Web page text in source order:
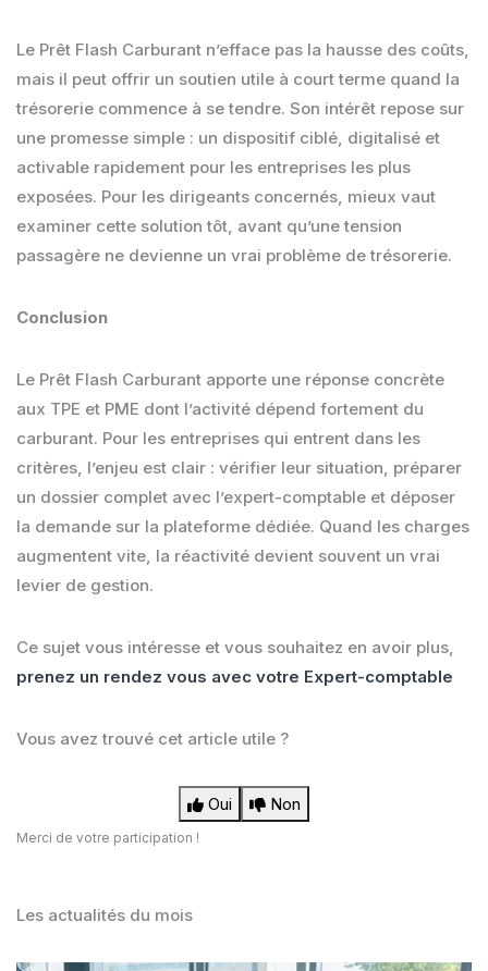
Le Prêt Flash Carburant n’efface pas la hausse des coûts,
mais il peut offrir un soutien utile à court terme quand la
trésorerie commence à se tendre. Son intérêt repose sur
une promesse simple : un dispositif ciblé, digitalisé et
activable rapidement pour les entreprises les plus
exposées. Pour les dirigeants concernés, mieux vaut
examiner cette solution tôt, avant qu’une tension
passagère ne devienne un vrai problème de trésorerie.
Conclusion
Le Prêt Flash Carburant apporte une réponse concrète
aux TPE et PME dont l’activité dépend fortement du
carburant. Pour les entreprises qui entrent dans les
critères, l’enjeu est clair : vérifier leur situation, préparer
un dossier complet avec l’expert-comptable et déposer
la demande sur la plateforme dédiée. Quand les charges
augmentent vite, la réactivité devient souvent un vrai
levier de gestion.
Ce sujet vous intéresse et vous souhaitez en avoir plus,
prenez un rendez vous avec votre Expert-comptable
Vous avez trouvé cet article utile ?
Oui Non
Merci de votre participation !
Les actualités du mois